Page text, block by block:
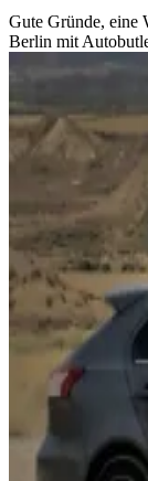
Gute Gründe, eine
Berlin mit